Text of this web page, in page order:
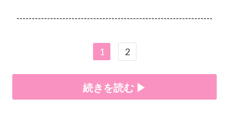
----------------------------------------------------------------
1 2
続きを読む ▶